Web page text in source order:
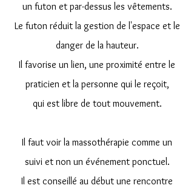
un futon et par-dessus les vêtements.
Le futon réduit la gestion de l'espace et le
danger de la hauteur.
Il favorise un lien, une proximité entre le
praticien et la personne qui le reçoit,
qui est libre de tout mouvement.
Il faut voir la massothérapie comme un
suivi et non un événement ponctuel.
Il est conseillé au début une rencontre